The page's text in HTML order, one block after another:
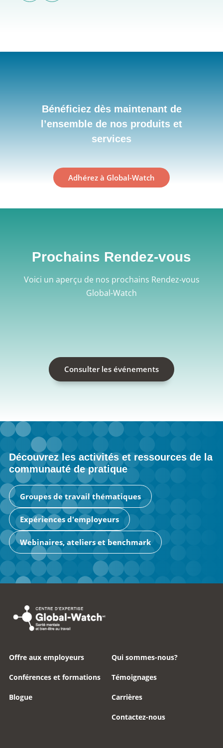
Bénéficiez dès maintenant de
l’ensemble de nos produits et
services
Adhérez à Global-Watch
Prochains Rendez-vous
Voici un aperçu de nos prochains Rendez-vous
Global-Watch
Consulter les événements
Découvrez les activités et ressources de la
communauté de pratique
Groupes de travail thématiques
Expériences d'employeurs
Webinaires, ateliers et benchmark
Offre aux employeurs
Conférences et formations
Blogue
Qui sommes-nous?
Témoignages
Carrières
Contactez-nous